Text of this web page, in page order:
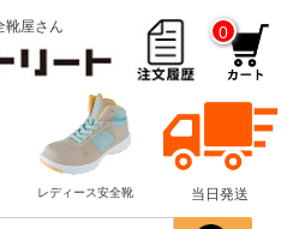
靴屋さん 0
レディース安全靴 当日発送